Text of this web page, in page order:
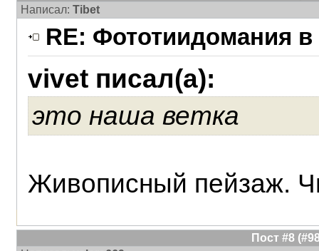
Написал: Tibet
RE: Фототиидомания в
vivet писал(а):
это наша ветка
Живописный пейзаж.
Пост #8